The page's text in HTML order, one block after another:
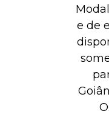
e de
O.